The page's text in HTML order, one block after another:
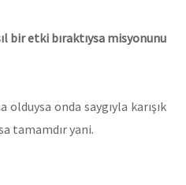
bir etki bıraktıysa misyonunu
olduysa onda saygıyla karışık
tamamdır yani.